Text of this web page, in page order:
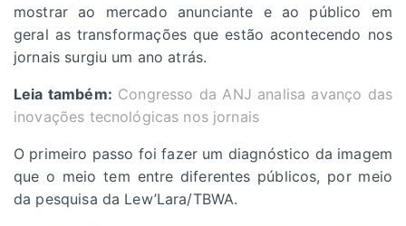
mostrar ao mercado anunciante e ao público em
geral as transformações que estão acontecendo nos
jornais surgiu um ano atrás.
Leia também: Congresso da ANJ analisa avanço das
inovações tecnológicas nos jornais
O primeiro passo foi fazer um diagnóstico da imagem
que o meio tem entre diferentes públicos, por meio
da pesquisa da Lew’Lara/TBWA.